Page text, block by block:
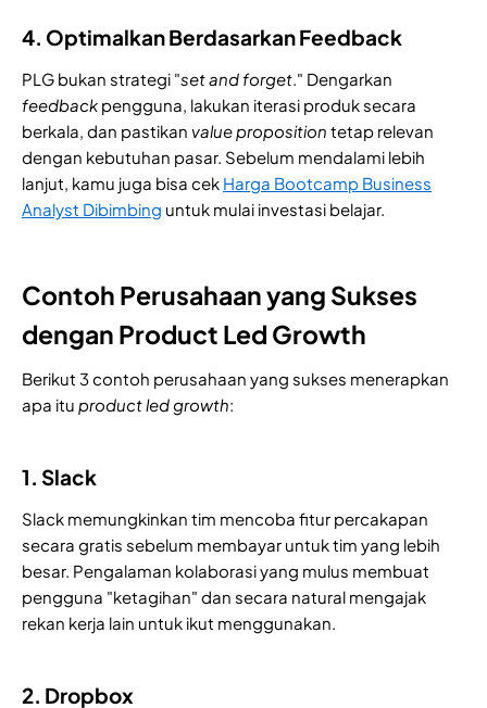
4. Optimalkan Berdasarkan Feedback
PLG bukan strategi "set and forget." Dengarkan
feedback pengguna, lakukan iterasi produk secara
berkala, dan pastikan value proposition tetap relevan
dengan kebutuhan pasar. Sebelum mendalami lebih
lanjut, kamu juga bisa cek Harga Bootcamp Business
Analyst Dibimbing untuk mulai investasi belajar.
Contoh Perusahaan yang Sukses
dengan Product Led Growth
Berikut 3 contoh perusahaan yang sukses menerapkan
apa itu product led growth:
1. Slack
Slack memungkinkan tim mencoba fitur percakapan
secara gratis sebelum membayar untuk tim yang lebih
besar. Pengalaman kolaborasi yang mulus membuat
pengguna "ketagihan" dan secara natural mengajak
rekan kerja lain untuk ikut menggunakan.
2. Dropbox